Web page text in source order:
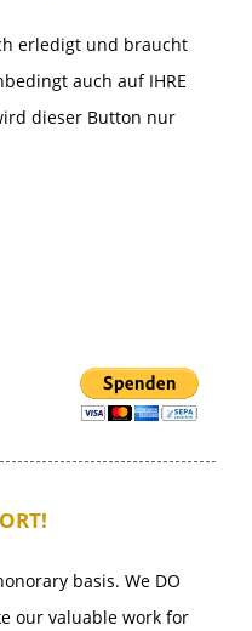
erledigt und braucht
auch auf IHRE
dieser Button nur
basis. We DO
our valuable work for